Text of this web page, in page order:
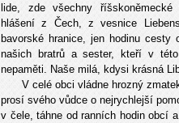
lide, zde všechny
hlášení z Čech, z vesnice
bavorské hranice, jen hodinu
našich bratrů a sester, kteří v
nepaměti. Naše milá, kdysi krásná
V celé obci vládne hrozný
prosí svého vůdce o nejrychlejší
v čele, táhne od ranních hodin obcí